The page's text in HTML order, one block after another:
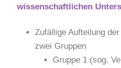
wissenschaftlichen
Zufällige Aufteilung
zwei Gruppen
Gruppe 1 (sog.